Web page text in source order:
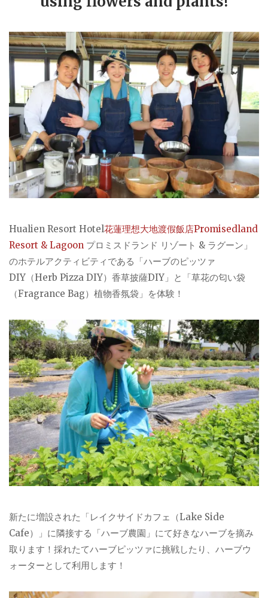
Hualien Resort Hotel花蓮理想大地渡假飯店Promisedland
Resort & Lagoon プロミスドランド リゾート & ラグーン」
のホテルアクティビティである「ハーブのピッツァ
DIY（Herb Pizza DIY）香草披薩DIY」と「草花の匂い袋
（Fragrance Bag）植物香氛袋」を体験！
新たに増設された「レイクサイドカフェ（Lake Side
Cafe）」に隣接する「ハーブ農園」にて好きなハーブを摘み
取ります！採れたてハーブピッツァに挑戦したり、ハーブウ
ォーターとして利用します！